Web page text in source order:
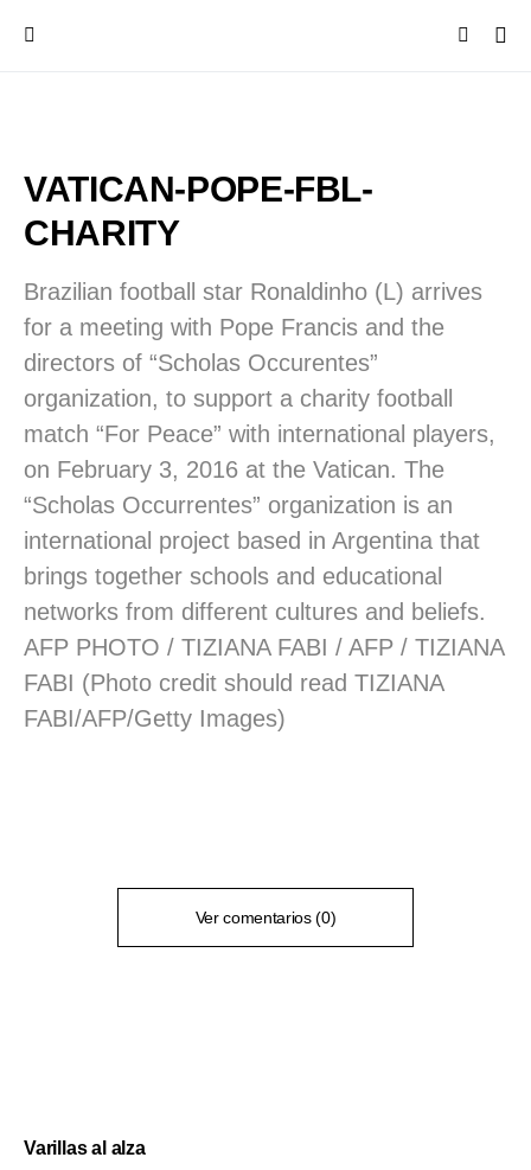
VATICAN-POPE-FBL-
CHARITY
Brazilian football star Ronaldinho (L) arrives
for a meeting with Pope Francis and the
directors of “Scholas Occurentes”
organization, to support a charity football
match “For Peace” with international players,
on February 3, 2016 at the Vatican. The
“Scholas Occurrentes” organization is an
international project based in Argentina that
brings together schools and educational
networks from different cultures and beliefs.
AFP PHOTO / TIZIANA FABI / AFP / TIZIANA
FABI (Photo credit should read TIZIANA
FABI/AFP/Getty Images)
Ver comentarios (0)
Varillas al alza